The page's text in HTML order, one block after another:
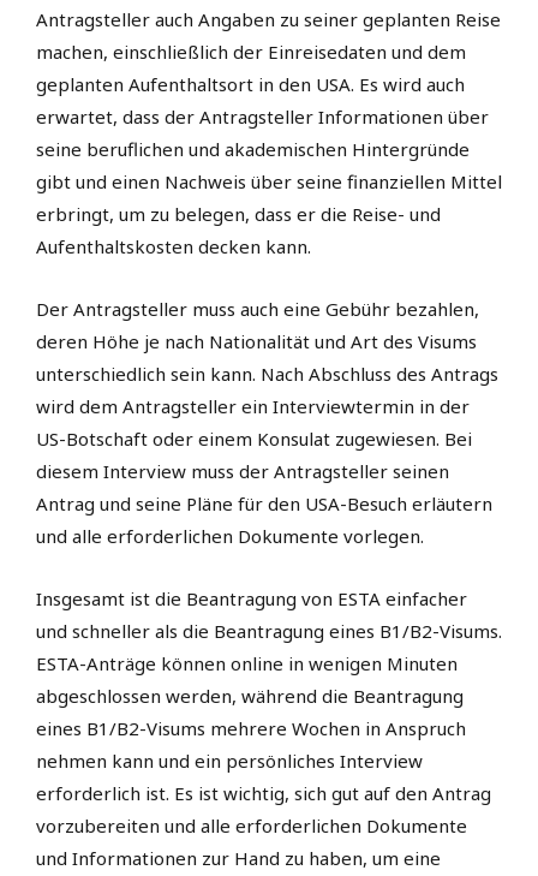
Antragsteller auch Angaben zu seiner geplanten Reise
machen, einschließlich der Einreisedaten und dem
geplanten Aufenthaltsort in den USA. Es wird auch
erwartet, dass der Antragsteller Informationen über
seine beruflichen und akademischen Hintergründe
gibt und einen Nachweis über seine finanziellen Mittel
erbringt, um zu belegen, dass er die Reise- und
Aufenthaltskosten decken kann.
Der Antragsteller muss auch eine Gebühr bezahlen,
deren Höhe je nach Nationalität und Art des Visums
unterschiedlich sein kann. Nach Abschluss des Antrags
wird dem Antragsteller ein Interviewtermin in der
US-Botschaft oder einem Konsulat zugewiesen. Bei
diesem Interview muss der Antragsteller seinen
Antrag und seine Pläne für den USA-Besuch erläutern
und alle erforderlichen Dokumente vorlegen.
Insgesamt ist die Beantragung von ESTA einfacher
und schneller als die Beantragung eines B1/B2-Visums.
ESTA-Anträge können online in wenigen Minuten
abgeschlossen werden, während die Beantragung
eines B1/B2-Visums mehrere Wochen in Anspruch
nehmen kann und ein persönliches Interview
erforderlich ist. Es ist wichtig, sich gut auf den Antrag
vorzubereiten und alle erforderlichen Dokumente
und Informationen zur Hand zu haben, um eine